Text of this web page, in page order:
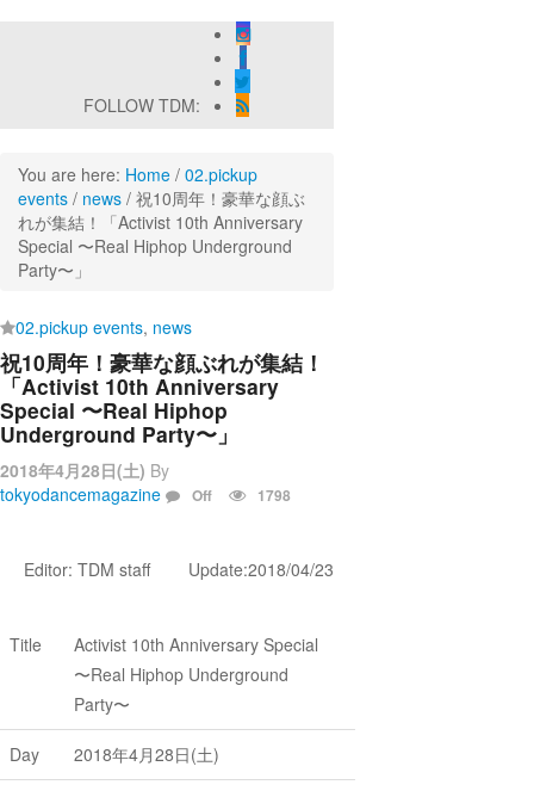
FOLLOW TDM:
You are here: Home / 02.pickup
events / news / 祝10周年！豪華な顔ぶ
れが集結！「Activist 10th Anniversary
Special 〜Real Hiphop Underground
Party〜」
02.pickup events, news
祝10周年！豪華な顔ぶれが集結！
「Activist 10th Anniversary
Special 〜Real Hiphop
Underground Party〜」
2018年4月28日(土) By
tokyodancemagazine
Off 1798
Editor: TDM staff Update:2018/04/23
Title
Activist 10th Anniversary Special
〜Real Hiphop Underground
Party〜
Day 2018年4月28日(土)